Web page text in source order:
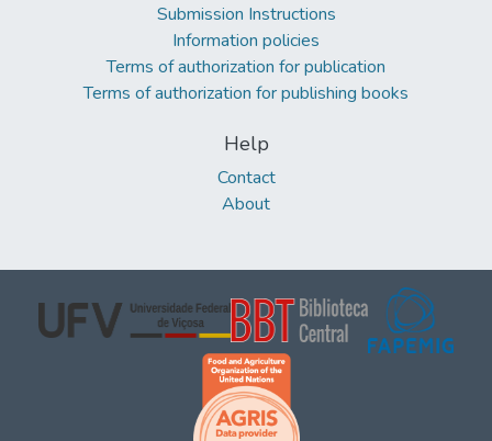
Submission Instructions
Information policies
Terms of authorization for publication
Terms of authorization for publishing books
Help
Contact
About